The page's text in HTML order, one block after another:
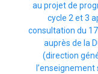
au projet de
cycle 2 et 3
consultation du
auprès de la
(direction
l’enseignement